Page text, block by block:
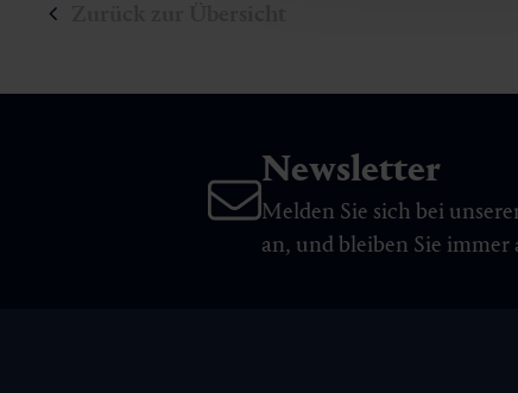
Newsletter
Melden Sie sich bei
an, und bleiben Sie immer